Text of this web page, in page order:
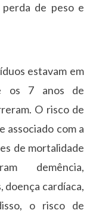
perda de peso e
estavam em
os 7 anos de
O risco de
com a
de mortalidade
demência,
doença cardíaca,
o risco de